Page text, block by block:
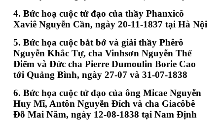
4. Bức hoạ cuộc tử đạo của thầy Phanxicô
Xaviê Nguyễn Cần, ngày 20-11-1837 tại Hà Nội
5. Bức họa cuộc bắt bớ và giải thầy Phêrô
Nguyễn Khắc Tự, cha Vinhsơn Nguyễn Thế
Điểm và Đức cha Pierre Dumoulin Borie Cao
tới Quảng Bình, ngày 27-07 và 31-07-1838
6. Bức họa cuộc tử đạo của ông Micae Nguyễn
Huy Mĩ, Antôn Nguyễn Đích và cha Giacôbê
Đỗ Mai Năm, ngày 12-08-1838 tại Nam Định